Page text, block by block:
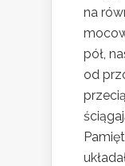
na
pół,
od